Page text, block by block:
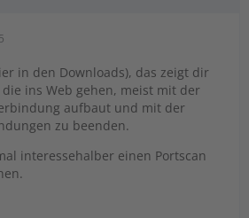
in den Downloads), das zeigt dir
ins Web gehen, meist mit der
aufbaut und mit der
zu beenden.
interessehalber einen Portscan